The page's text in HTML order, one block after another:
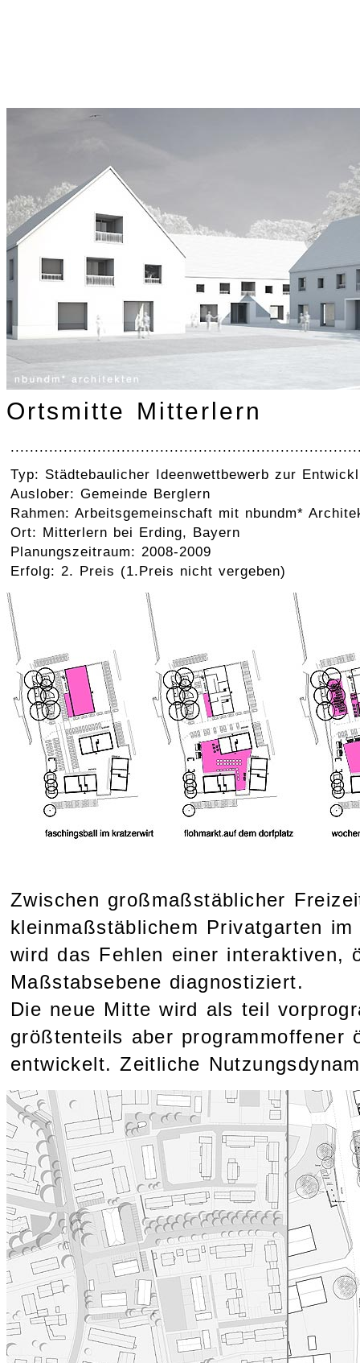
Ortsmitte Mitterlern
Typ: Städtebaulicher Ideenwettbewerb zur
Auslober: Gemeinde Berglern
Rahmen: Arbeitsgemeinschaft mit nbundm*
Ort: Mitterlern bei Erding, Bayern
Planungszeitraum: 2008-2009
Erfolg: 2. Preis (1.Preis nicht vergeben)
Zwischen großmaßstäblicher
kleinmaßstäblichem Privatgarten
wird das Fehlen einer interaktiven,
Maßstabsebene diagnostiziert.
Die neue Mitte wird als teil
größtenteils aber programmoffener
entwickelt. Zeitliche